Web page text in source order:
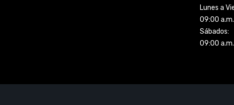
Lunes a
09:00
Sábados:
09:00